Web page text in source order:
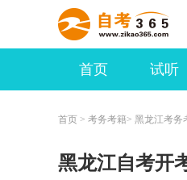
首页 试听
首页 > 考务考籍> 黑龙江考务
黑龙江自考开